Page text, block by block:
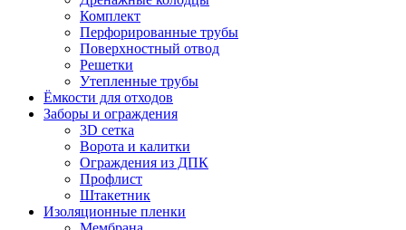
Комплект
Перфорированные трубы
Поверхностный отвод
Решетки
Утепленные трубы
Ёмкости для отходов
Заборы и ограждения
3D сетка
Ворота и калитки
Ограждения из ДПК
Профлист
Штакетник
Изоляционные пленки